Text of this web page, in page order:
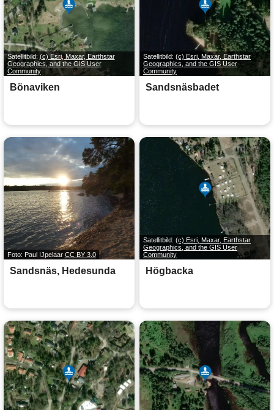
Satellitbild: (c) Esri, Maxar, Earthstar
Geographics, and the GIS User
Community
Bönaviken
Satellitbild: (c) Esri, Maxar, Earthstar
Geographics, and the GIS User
Community
Sandsnäsbadet
Foto: Paul IJpelaar CC BY 3.0
Sandsnäs, Hedesunda
Satellitbild: (c) Esri, Maxar, Earthstar
Geographics, and the GIS User
Community
Högbacka